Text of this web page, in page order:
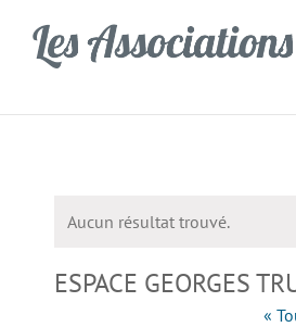
contenu
Notice
Aucun résultat trouvé.
ESPACE GEORGES
«